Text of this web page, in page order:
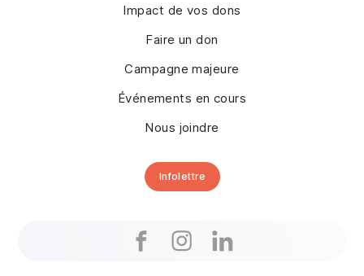
Impact de vos dons
Faire un don
Campagne majeure
Événements en cours
Nous joindre
Infolettre